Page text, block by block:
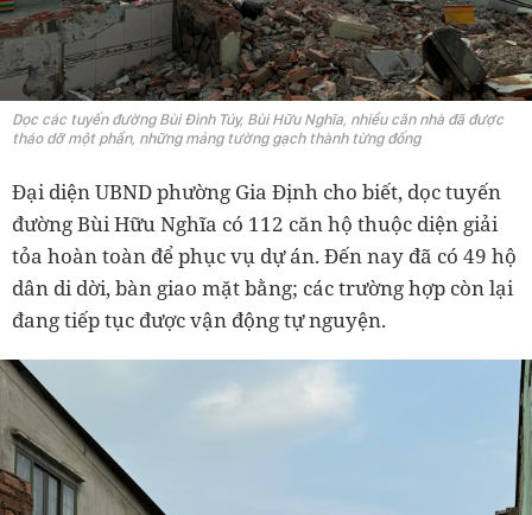
Dọc các tuyến đường Bùi Đình Túy, Bùi Hữu Nghĩa, nhiều căn nhà đã được
tháo dỡ một phần, những mảng tường gạch thành từng đống
Đại diện UBND phường Gia Định cho biết, dọc tuyến
đường Bùi Hữu Nghĩa có 112 căn hộ thuộc diện giải
tỏa hoàn toàn để phục vụ dự án. Đến nay đã có 49 hộ
dân di dời, bàn giao mặt bằng; các trường hợp còn lại
đang tiếp tục được vận động tự nguyện.